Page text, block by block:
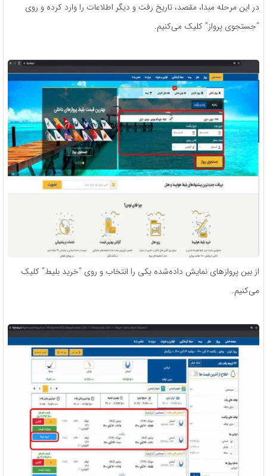
در این مرحله مبدا، مقصد، تاریخ رفت و دیگر اطلاعات را وارد کرده و روی
“جستجوی پرواز” کلیک می‌کنیم.
از بین پروازهای نمایش داده‌شده یکی را انتخاب و روی “خرید بلیط” کلیک
می‌کنیم.